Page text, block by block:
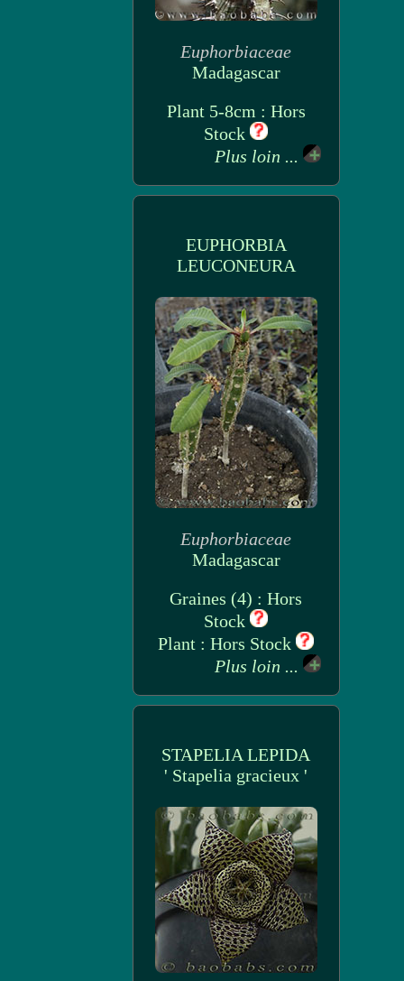
Euphorbiaceae
Madagascar
Plant 5-8cm : Hors
Stock
Plus loin ...
EUPHORBIA
LEUCONEURA
Euphorbiaceae
Madagascar
Graines (4) : Hors
Stock
Plant : Hors Stock
Plus loin ...
STAPELIA LEPIDA
' Stapelia gracieux '